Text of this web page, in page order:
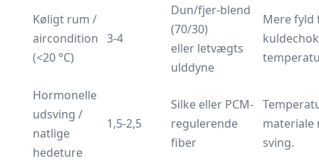
Køligt rum /
aircondition
(<20 °C)
3-4
Dun/fjer-blend
(70/30)
eller letvægts
ulddyne
Mere fyld
Hormonelle
udsving /
natlige
hedeture
1,5-2,5
Silke eller PCM-
regulerende
fiber
materiale
sving.